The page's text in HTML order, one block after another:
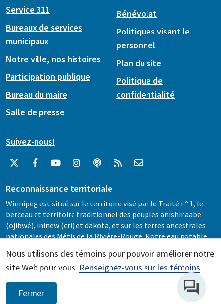
Fermer
Nous utilisons des témoins pour pouvoir améliorer notre
site Web pour vous. Renseignez-vous sur les témoins
Service 311
Bureaux de services
municipaux
Notre ville, nos histoires
Participation publique
Bureau du maire
Salle de presse
Bénévolat
Politiques visant le
personnel
Plan du site
Politique de
confidentialité
Suivez-nous!
Reconnaissance territoriale
Winnipeg est situé sur le territoire visé par le Traité nº 1, le
berceau et territoire traditionnel des peuples anishinaabe
(ojibwé), ininew (cri) et dakota, et sur les terres ancestrales
nationales des Métis de la Rivière-Rouge. Notre eau potable
située sur le territoire visé par le Traité nº 3.
Toute personne qui navigue sur ce site consent à en respecter
conditions d’utilisation